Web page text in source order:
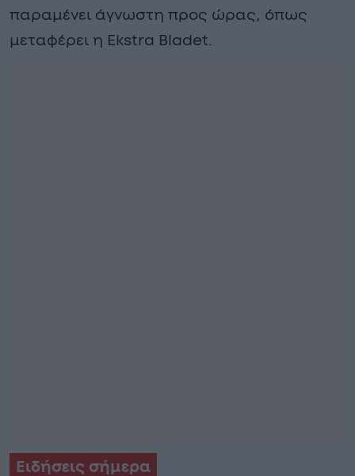
παραμένει άγνωστη προς ώρας, όπως
μεταφέρει η Ekstra Bladet.
Ειδήσεις σήμερα